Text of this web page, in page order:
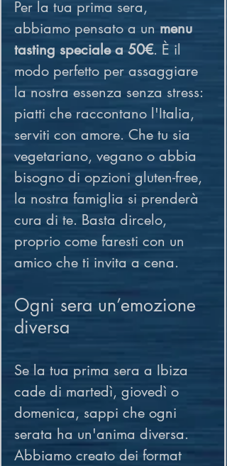
Per la tua prima sera,
abbiamo pensato a un menu
tasting speciale a 50€. È il
modo perfetto per assaggiare
la nostra essenza senza stress:
piatti che raccontano l'Italia,
serviti con amore. Che tu sia
vegetariano, vegano o abbia
bisogno di opzioni gluten-free,
la nostra famiglia si prenderà
cura di te. Basta dircelo,
proprio come faresti con un
amico che ti invita a cena.
Ogni sera un’emozione
diversa
Se la tua prima sera a Ibiza
cade di martedì, giovedì o
domenica, sappi che ogni
serata ha un'anima diversa.
Abbiamo creato dei format